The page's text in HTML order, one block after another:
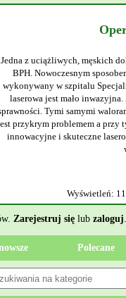
Jedna z uciążliwych, męskich
BPH. Nowoczesnym
wykonywany w szpitalu
laserowa jest mało
Tymi samymi
przykrym problemem a przy
innowacyjne i skuteczne
Wyświetleń:
Zarejestruj się lub zaloguj.
Polecane